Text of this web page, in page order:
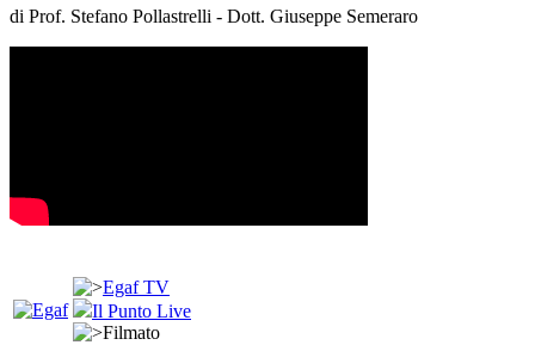
di Prof. Stefano Pollastrelli - Dott. Giuseppe Semeraro
Egaf TV
Il Punto Live
Filmato